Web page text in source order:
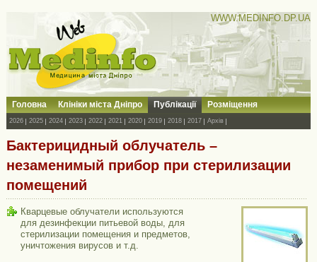
WWW.MEDINFO.DP.UA
Головна Клініки міста Дніпро Публікації Розміщення
2026 2025 2024 2023 2022 2021 2020 2019 2018 2017 Архів
Бактерицидный облучатель –
незаменимый прибор при стерилизации
помещений
Кварцевые облучатели используются
для дезинфекции питьевой воды, для
стерилизации помещения и предметов,
уничтожения вирусов и т.д.